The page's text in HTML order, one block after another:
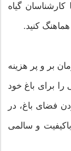
گیاه
کنید.
بر و پر هزینه
برای باغ خود
فضای باغ، در
و سالمی